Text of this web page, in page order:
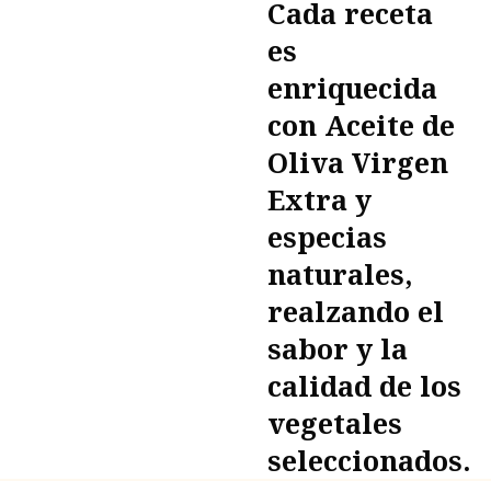
Cada receta
es
enriquecida
con Aceite de
Oliva Virgen
Extra y
especias
naturales,
realzando el
sabor y la
calidad de los
vegetales
seleccionados.